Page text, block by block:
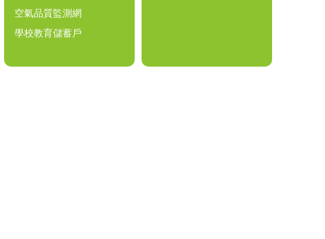
空氣品質監測網
學校教育儲蓄戶